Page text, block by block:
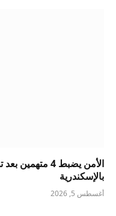
الأمن يضبط 4
بالإسكندرية
أغسطس 5, 2026